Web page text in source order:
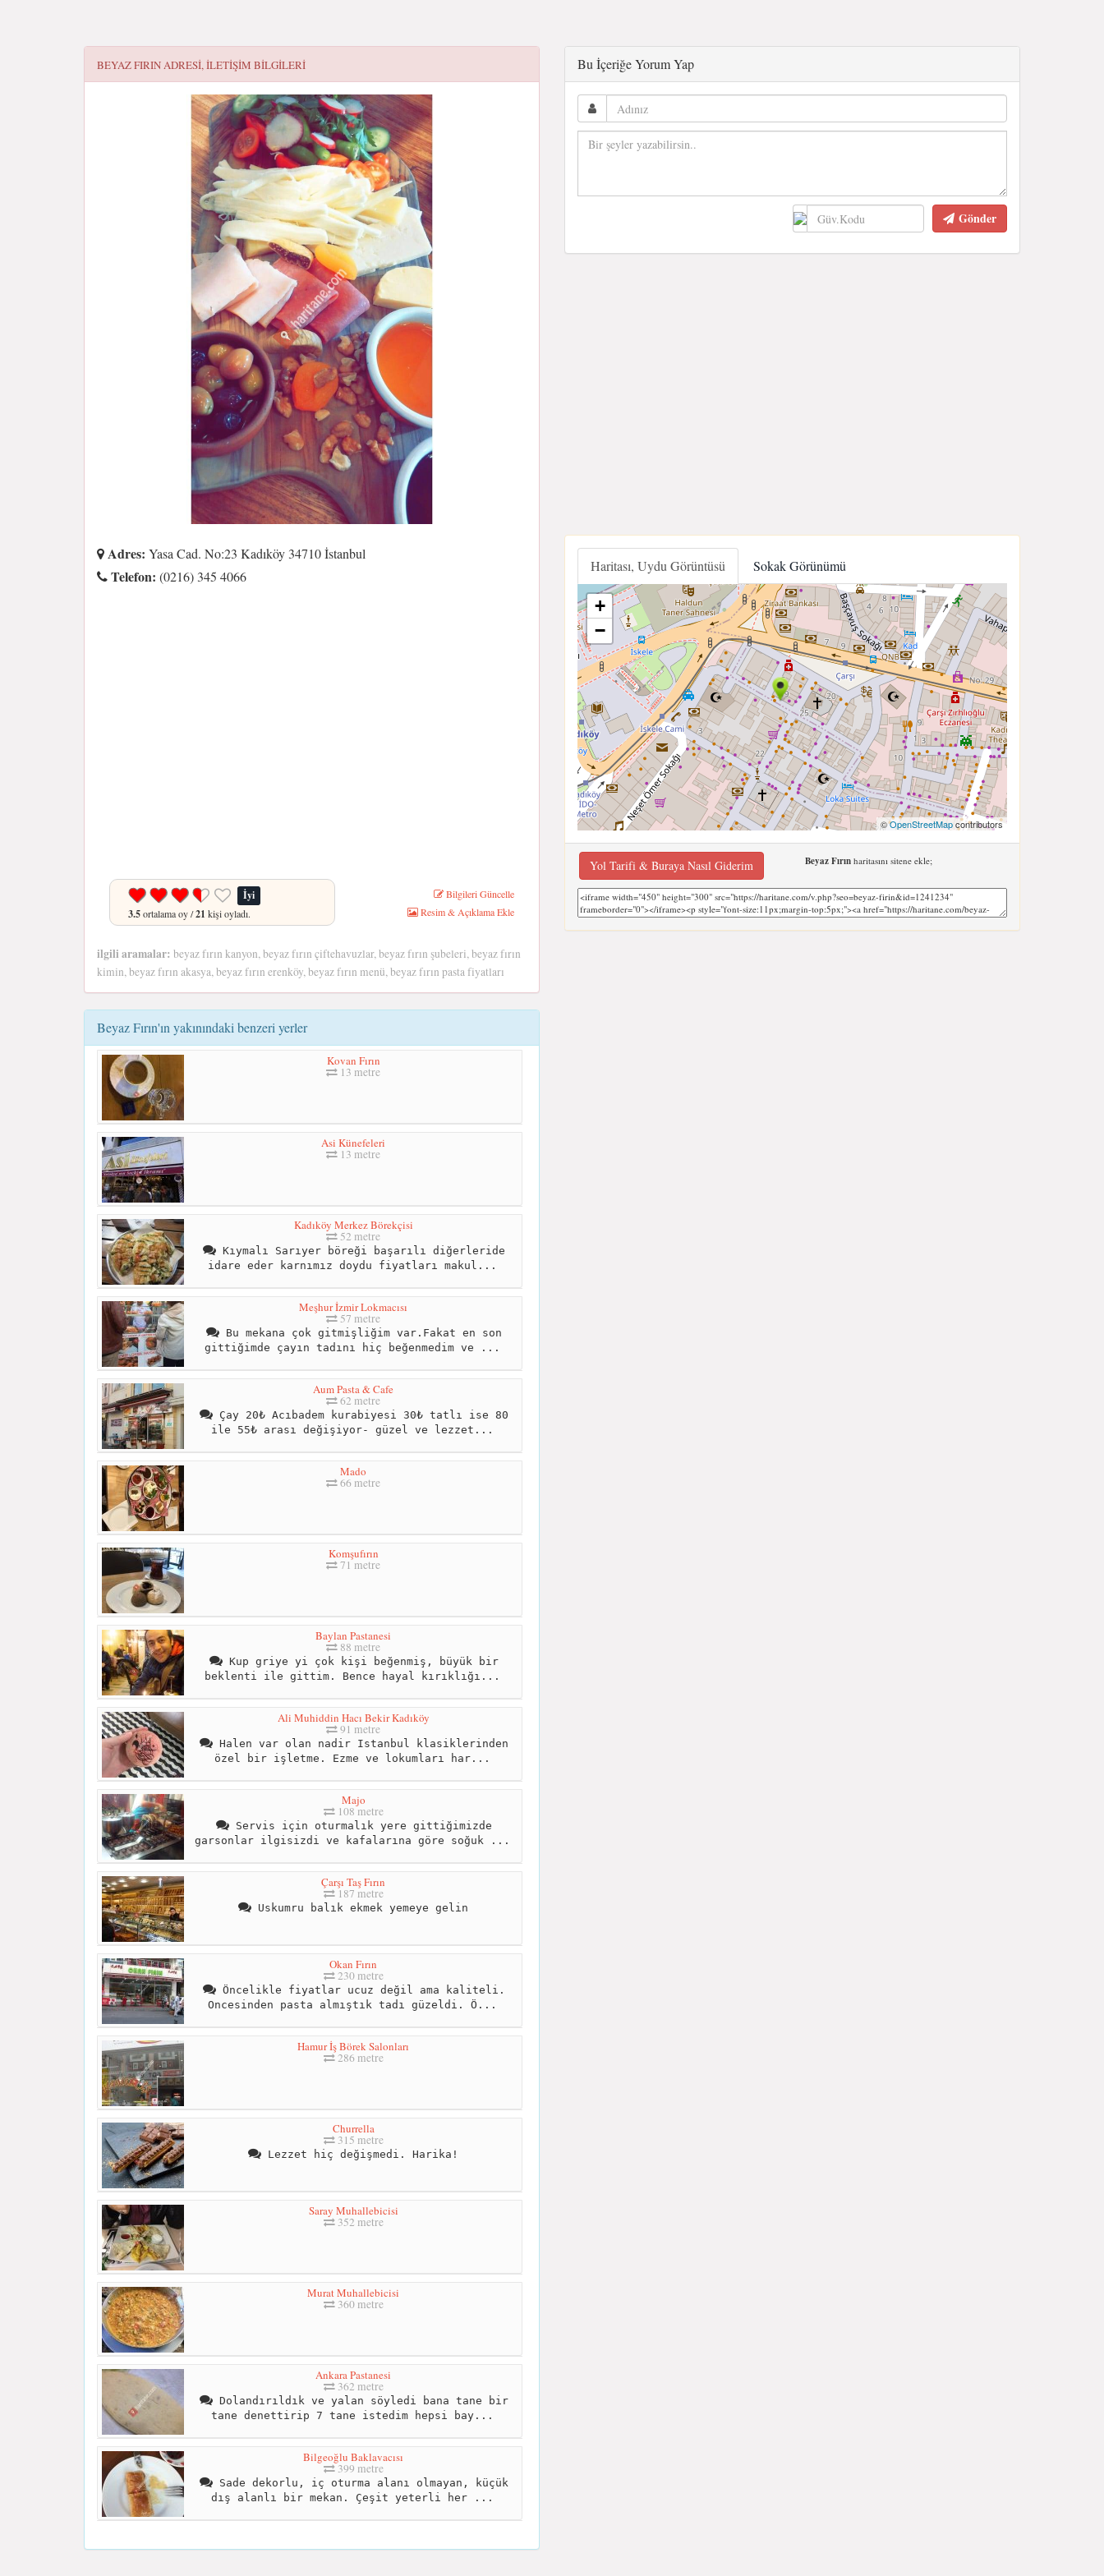
BEYAZ FIRINADRESI, ILETIŞIM BILGILERI
Adres: Yasa Cad. No:23 Kadıköy 34710 İstanbul
Telefon: (0216) 345 4066
İyi
3.5ortalama oy /21 kişi oyladı.
Bilgileri Güncelle
Resim & Açıklama Ekle
ilgili aramalar: beyaz fırın kanyon, beyaz fırın çiftehavuzlar, beyaz fırın şubeleri, beyaz fırın
kimin, beyaz fırın akasya, beyaz fırın erenköy, beyaz fırın menü, beyaz fırın pasta fiyatları
Beyaz Fırın'ın yakınındaki benzeri yerler
Kovan Fırın
13 metre
Asi Künefeleri
13 metre
Kadıköy Merkez Börekçisi
52 metre
Kıymalı Sarıyer böreği başarılı diğerleride
idare eder karnımız doydu fiyatları makul...
Meşhur İzmir Lokmacısı
57 metre
Bu mekana çok gitmişliğim var.Fakat en son
gittiğimde çayın tadını hiç beğenmedim ve ...
Aum Pasta & Cafe
62 metre
Çay 20₺ Acıbadem kurabiyesi 30₺ tatlı ise 80
ile 55₺ arası değişiyor- güzel ve lezzet...
Mado
66 metre
Komşufırın
71 metre
Baylan Pastanesi
88 metre
Kup griye yi çok kişi beğenmiş, büyük bir
beklenti ile gittim. Bence hayal kırıklığı...
Ali Muhiddin Hacı Bekir Kadıköy
91 metre
Halen var olan nadir Istanbul klasiklerinden
özel bir işletme. Ezme ve lokumları har...
Majo
108 metre
Servis için oturmalık yere gittiğimizde
garsonlar ilgisizdi ve kafalarına göre soğuk ...
Çarşı Taş Fırın
187 metre
Uskumru balık ekmek yemeye gelin
Okan Fırın
230 metre
Öncelikle fiyatlar ucuz değil ama kaliteli.
Oncesinden pasta almıştık tadı güzeldi. Ö...
Hamur İş Börek Salonları
286 metre
Churrella
315 metre
Lezzet hiç değişmedi. Harika!
Saray Muhallebicisi
352 metre
Murat Muhallebicisi
360 metre
Ankara Pastanesi
362 metre
Dolandırıldık ve yalan söyledi bana tane bir
tane denettirip 7 tane istedim hepsi bay...
Bilgeoğlu Baklavacısı
399 metre
Sade dekorlu, iç oturma alanı olmayan, küçük
dış alanlı bir mekan. Çeşit yeterli her ...
Bu İçeriğe Yorum Yap
Gönder
Haritası, Uydu Görüntüsü Sokak Görünümü
+
−
©OpenStreetMapcontributors
Yol Tarifi & Buraya Nasıl Giderim Beyaz Fırınharitasını sitene ekle;